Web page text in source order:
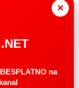
×
na